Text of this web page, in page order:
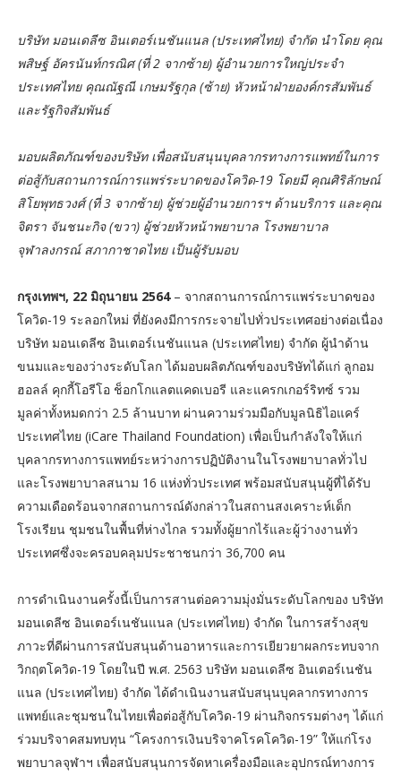
บริษัท มอนเดลีซ อินเตอร์เนชันแนล (ประเทศไทย) จำกัด นำโดย คุณ
พสิษฐ์ อัครนันท์กรณิศ (ที่ 2 จากซ้าย) ผู้อำนวยการใหญ่ประจำ
ประเทศไทย คุณณัฐณี เกษมรัฐกุล (ซ้าย) หัวหน้าฝ่ายองค์กรสัมพันธ์
และรัฐกิจสัมพันธ์
มอบผลิตภัณฑ์ของบริษัท เพื่อสนับสนุนบุคลากรทางการแพทย์ในการ
ต่อสู้กับสถานการณ์การแพร่ระบาดของโควิด-19 โดยมี คุณศิริลักษณ์
สิโยพุทธวงศ์ (ที่ 3 จากซ้าย) ผู้ช่วยผู้อำนวยการฯ ด้านบริการ และคุณ
จิตรา จันชนะกิจ (ขวา) ผู้ช่วยหัวหน้าพยาบาล โรงพยาบาล
จุฬาลงกรณ์ สภากาชาดไทย เป็นผู้รับมอบ
กรุงเทพฯ, 22 มิถุนายน 2564 – จากสถานการณ์การแพร่ระบาดของ
โควิด-19 ระลอกใหม่ ที่ยังคงมีการกระจายไปทั่วประเทศอย่างต่อเนื่อง
บริษัท มอนเดลีซ อินเตอร์เนชันแนล (ประเทศไทย) จำกัด ผู้นำด้าน
ขนมและของว่างระดับโลก ได้มอบผลิตภัณฑ์ของบริษัทได้แก่ ลูกอม
ฮอลล์ คุกกี้โอรีโอ ช็อกโกแลตแคดเบอรี และแครกเกอร์ริทซ์ รวม
มูลค่าทั้งหมดกว่า 2.5 ล้านบาท ผ่านความร่วมมือกับมูลนิธิไอแคร์
ประเทศไทย (iCare Thailand Foundation) เพื่อเป็นกำลังใจให้แก่
บุคลากรทางการแพทย์ระหว่างการปฏิบัติงานในโรงพยาบาลทั่วไป
และโรงพยาบาลสนาม 16 แห่งทั่วประเทศ พร้อมสนับสนุนผู้ที่ได้รับ
ความเดือดร้อนจากสถานการณ์ดังกล่าวในสถานสงเคราะห์เด็ก
โรงเรียน ชุมชนในพื้นที่ห่างไกล รวมทั้งผู้ยากไร้และผู้ว่างงานทั่ว
ประเทศซึ่งจะครอบคลุมประชาชนกว่า 36,700 คน
การดำเนินงานครั้งนี้เป็นการสานต่อความมุ่งมั่นระดับโลกของ บริษัท
มอนเดลีซ อินเตอร์เนชันแนล (ประเทศไทย) จำกัด ในการสร้างสุข
ภาวะที่ดีผ่านการสนับสนุนด้านอาหารและการเยียวยาผลกระทบจาก
วิกฤตโควิด-19 โดยในปี พ.ศ. 2563 บริษัท มอนเดลีซ อินเตอร์เนชัน
แนล (ประเทศไทย) จำกัด ได้ดำเนินงานสนับสนุนบุคลากรทางการ
แพทย์และชุมชนในไทยเพื่อต่อสู้กับโควิด-19 ผ่านกิจกรรมต่างๆ ได้แก่
ร่วมบริจาคสมทบทุน “โครงการเงินบริจาคโรคโควิด-19” ให้แก่โรง
พยาบาลจุฬาฯ เพื่อสนับสนุนการจัดหาเครื่องมือและอุปกรณ์ทางการ